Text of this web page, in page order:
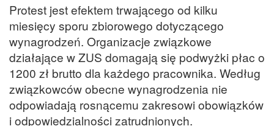
Protest jest efektem trwającego od kilku
miesięcy sporu zbiorowego dotyczącego
wynagrodzeń. Organizacje związkowe
działające w ZUS domagają się podwyżki płac o
1200 zł brutto dla każdego pracownika. Według
związkowców obecne wynagrodzenia nie
odpowiadają rosnącemu zakresowi obowiązków
i odpowiedzialności zatrudnionych.